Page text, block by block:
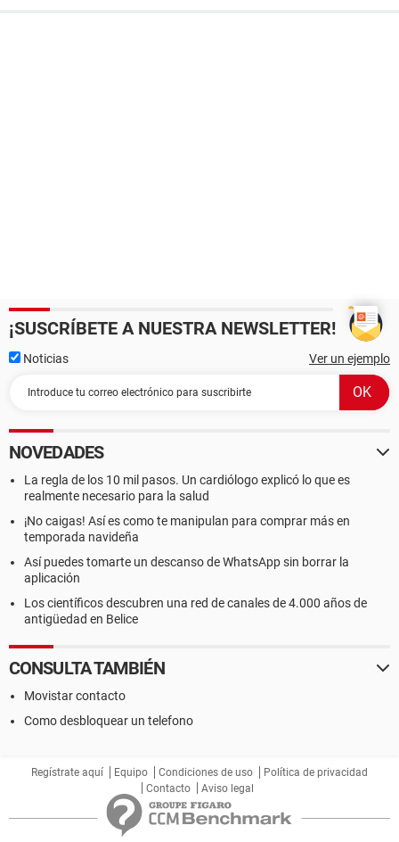
¡SUSCRÍBETE A NUESTRA NEWSLETTER!
Noticias Ver un ejemplo
NOVEDADES
La regla de los 10 mil pasos. Un cardiólogo explicó lo que es
realmente necesario para la salud
¡No caigas! Así es como te manipulan para comprar más en
temporada navideña
Así puedes tomarte un descanso de WhatsApp sin borrar la
aplicación
Los científicos descubren una red de canales de 4.000 años de
antigüedad en Belice
CONSULTA TAMBIÉN
Movistar contacto
Como desbloquear un telefono
Regístrate aquí Equipo Condiciones de uso
Política de privacidad
Contacto
Aviso legal